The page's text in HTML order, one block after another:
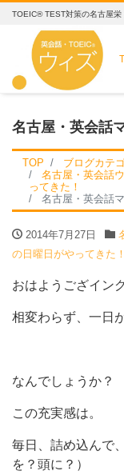
TOEIC® TEST対策の名古屋栄
名古屋・英会話
TOP
ブログカテ
名古屋・英会話
ってきた！
名古屋・英会話
2014年7月27日
の日曜日がやってきた！
おはようござイン
相変わらず、一日
なんでしょうか？
この充実感は。
毎日、詰め込んで
を？頭に？）